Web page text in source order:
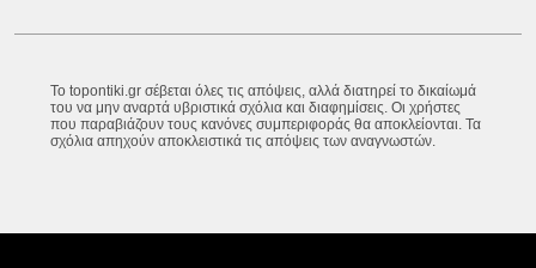
Το topontiki.gr σέβεται όλες τις απόψεις, αλλά διατηρεί το δικαίωμά
του να μην αναρτά υβριστικά σχόλια και διαφημίσεις. Οι χρήστες
που παραβιάζουν τους κανόνες συμπεριφοράς θα αποκλείονται. Τα
σχόλια απηχούν αποκλειστικά τις απόψεις των αναγνωστών.